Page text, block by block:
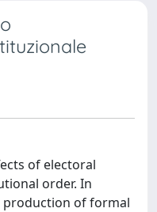
of electoral
order. In
production of formal